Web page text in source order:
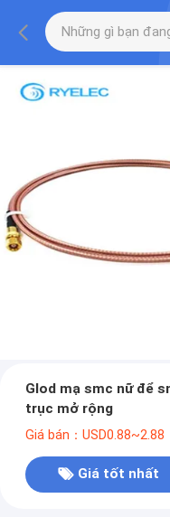
Glod mạ smc nữ để
trục mở rộng
Giá bán：USD0.88~2.88
Giá tốt nhất